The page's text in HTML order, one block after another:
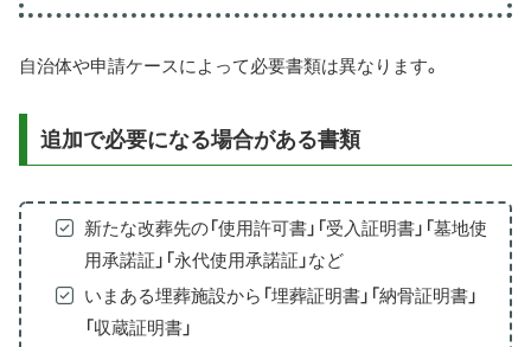
自治体や申請ケースによって必要書類は異なります。
追加で必要になる場合がある書類
新たな改葬先の「使用許可書」「受入証明書」「墓地使
用承諾証」「永代使用承諾証」など
いまある埋葬施設から「埋葬証明書」「納骨証明書」
「収蔵証明書」